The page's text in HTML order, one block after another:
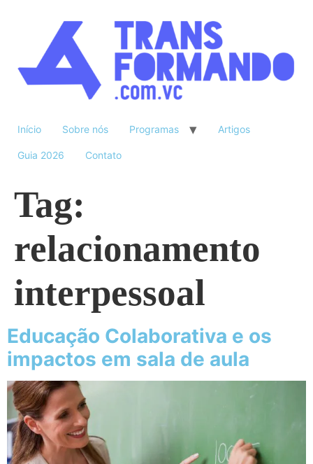
Início Sobre nós Programas Artigos
Guia 2026 Contato
Tag:
relacionamento
interpessoal
Educação Colaborativa e os
impactos em sala de aula